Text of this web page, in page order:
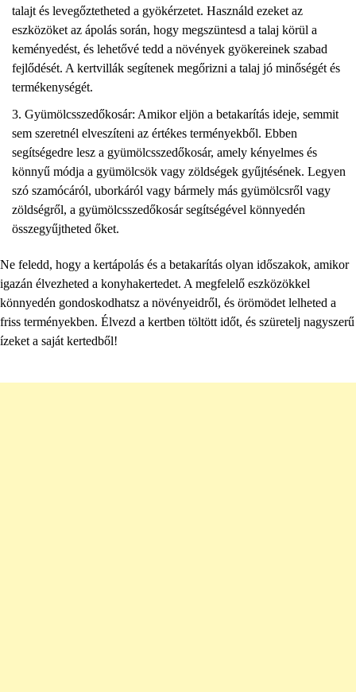
talajt és levegőztetheted a gyökérzetet. Használd ezeket az
eszközöket az ápolás során, hogy megszüntesd a talaj körül a
keményedést, és lehetővé tedd a növények gyökereinek szabad
fejlődését. A kertvillák segítenek megőrizni a talaj jó minőségét és
termékenységét.
Gyümölcsszedőkosár: Amikor eljön a betakarítás ideje, semmit
sem szeretnél elveszíteni az értékes terményekből. Ebben
segítségedre lesz a gyümölcsszedőkosár, amely kényelmes és
könnyű módja a gyümölcsök vagy zöldségek gyűjtésének. Legyen
szó szamócáról, uborkáról vagy bármely más gyümölcsről vagy
zöldségről, a gyümölcsszedőkosár segítségével könnyedén
összegyűjtheted őket.
Ne feledd, hogy a kertápolás és a betakarítás olyan időszakok, amikor
igazán élvezheted a konyhakertedet. A megfelelő eszközökkel
könnyedén gondoskodhatsz a növényeidről, és örömödet lelheted a
friss terményekben. Élvezd a kertben töltött időt, és szüretelj nagyszerű
ízeket a saját kertedből!